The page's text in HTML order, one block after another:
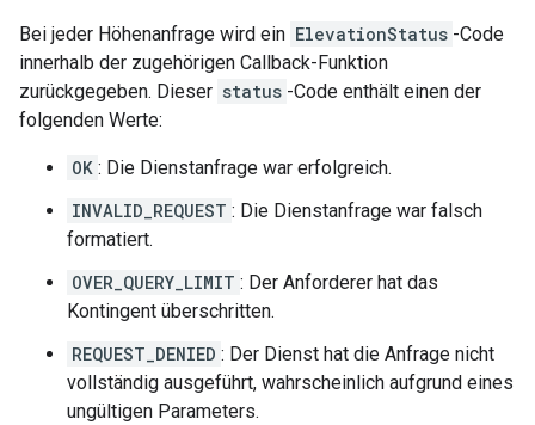
Bei jeder Höhenanfrage wird ein ElevationStatus -Code
innerhalb der zugehörigen Callback-Funktion
zurückgegeben. Dieser status -Code enthält einen der
folgenden Werte:
OK : Die Dienstanfrage war erfolgreich.
INVALID_REQUEST : Die Dienstanfrage war falsch
formatiert.
OVER_QUERY_LIMIT : Der Anforderer hat das
Kontingent überschritten.
REQUEST_DENIED : Der Dienst hat die Anfrage nicht
vollständig ausgeführt, wahrscheinlich aufgrund eines
ungültigen Parameters.